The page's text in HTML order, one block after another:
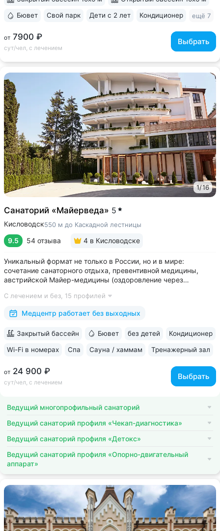
от 7900 ₽
сут/чел, с лечением
Выбрать
Бювет Свой парк Дети с 2 лет Кондиционер ещё 7
1/16
Санаторий «Майерведа» 5
Кисловодск550 м до Каскадной лестницы
9.5 54 отзыва 4 в Кисловодске
Уникальный формат не только в России, но и в мире:
сочетание санаторного отдыха, превентивной медицины,
австрийской Майер-медицины (оздоровление через
Победитель международной премии The World Luxury Awards.
Премия «Вояж» за лучший велнес-проект...
С лечением и без, 15 профилей
Медцентр работает без выходных
от 24 900 ₽
сут/чел, с лечением
Выбрать
Закрытый бассейн Бювет без детей Кондиционер
Wi-Fi в номерах Спа Сауна / хаммам Тренажерный зал
Ведущий многопрофильный санаторий
Ведущий санаторий профиля «Чекап-диагностика»
Ведущий санаторий профиля «Детокс»
Ведущий санаторий профиля «Опорно-двигательный
аппарат»